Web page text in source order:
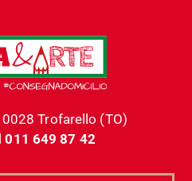
Trofarello (TO)
011 649 87 42